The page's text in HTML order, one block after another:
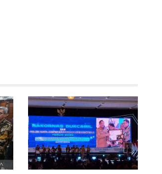
penyakit saat
kemarau
08-05 12:00:00